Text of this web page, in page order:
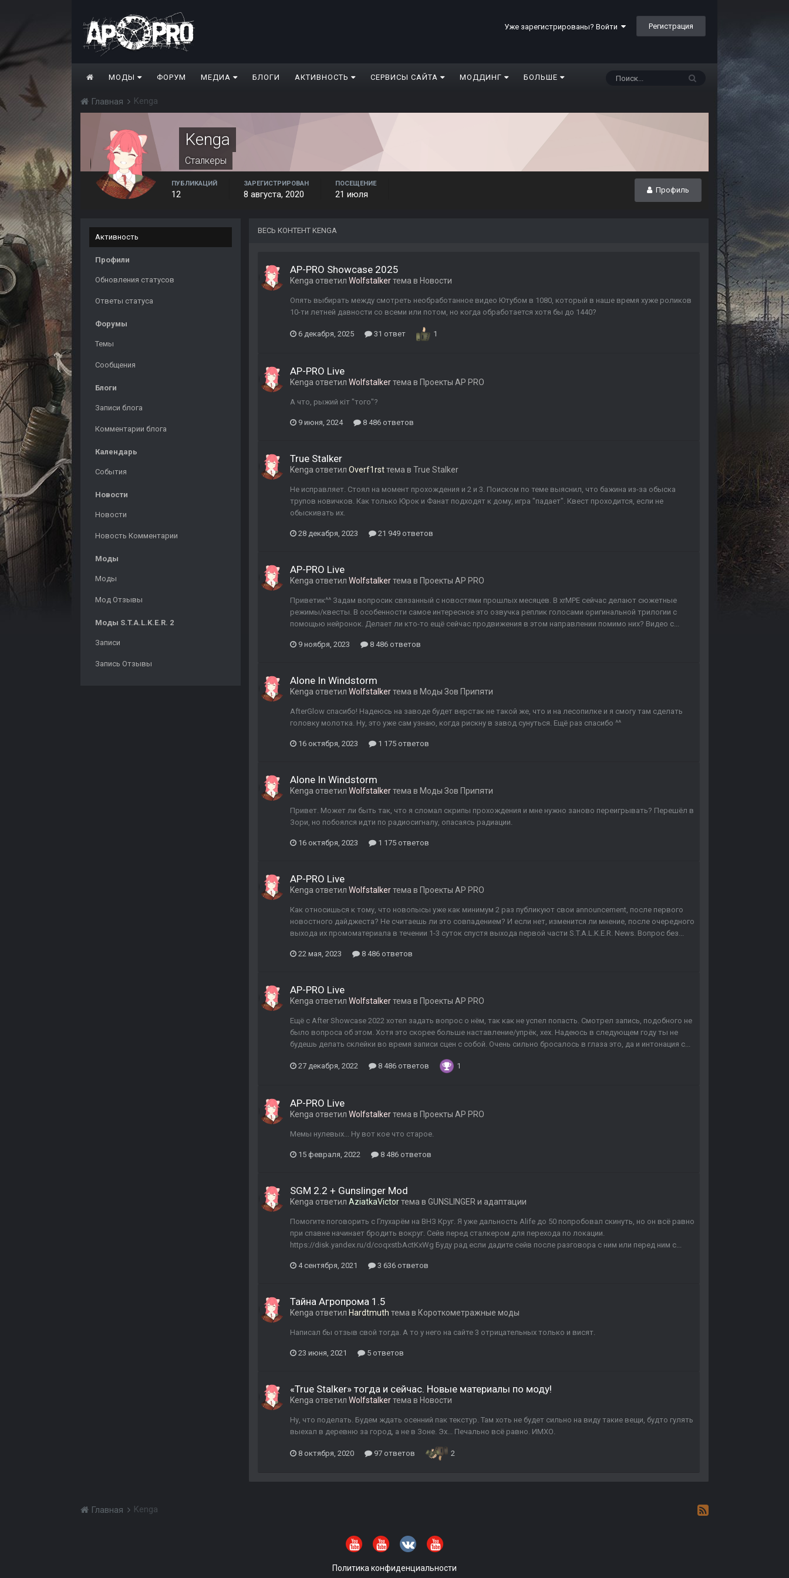
Уже зарегистрированы? Войти Регистрация
МОДЫ ФОРУМ МЕДИА БЛОГИ АКТИВНОСТЬ СЕРВИСЫ САЙТА МОДДИНГ БОЛЬШЕ
Главная Kenga
Kenga
Сталкеры
Профиль
ПУБЛИКАЦИЙ
12
ЗАРЕГИСТРИРОВАН
8 августа, 2020
ПОСЕЩЕНИЕ
21 июля
Активность
Профили
Обновления статусов
Ответы статуса
Форумы
Темы
Сообщения
Блоги
Записи блога
Комментарии блога
Календарь
События
Новости
Новости
Новость Комментарии
Моды
Моды
Мод Отзывы
Моды S.T.A.L.K.E.R. 2
Записи
Запись Отзывы
ВЕСЬ КОНТЕНТ KENGA
AP-PRO Showcase 2025
Kenga ответил Wolfstalkerтема в Новости
Опять выбирать между смотреть необработанное видео Ютубом в 1080, который в наше время хуже роликов
10-ти летней давности со всеми или потом, но когда обработается хотя бы до 1440?
6 декабря, 2025 31 ответ 1
AP-PRO Live
Kenga ответил Wolfstalkerтема в Проекты AP PRO
А что, рыжий кiт "того"?
9 июня, 2024 8 486 ответов
True Stalker
Kenga ответил Overf1rstтема в True Stalker
Не исправляет. Стоял на момент прохождения и 2 и 3. Поиском по теме выяснил, что бажина из-за обыска
трупов новичков. Как только Юрок и Фанат подходят к дому, игра "падает". Квест проходится, если не
обыскивать их.
28 декабря, 2023 21 949 ответов
AP-PRO Live
Kenga ответил Wolfstalkerтема в Проекты AP PRO
Приветик^^ Задам вопросик связанный с новостями прошлых месяцев. В xrMPE сейчас делают сюжетные
режимы/квесты. В особенности самое интересное это озвучка реплик голосами оригинальной трилогии с
помощью нейронок. Делает ли кто-то ещё сейчас продвижения в этом направлении помимо них? Видео с...
9 ноября, 2023 8 486 ответов
Alone In Windstorm
Kenga ответил Wolfstalkerтема в Моды Зов Припяти
AfterGlow спасибо! Надеюсь на заводе будет верстак не такой же, что и на лесопилке и я смогу там сделать
головку молотка. Ну, это уже сам узнаю, когда рискну в завод сунуться. Ещё раз спасибо ^^
16 октября, 2023 1 175 ответов
Alone In Windstorm
Kenga ответил Wolfstalkerтема в Моды Зов Припяти
Привет. Может ли быть так, что я сломал скрипы прохождения и мне нужно заново переигрывать? Перешёл в
Зори, но побоялся идти по радиосигналу, опасаясь радиации.
16 октября, 2023 1 175 ответов
AP-PRO Live
Kenga ответил Wolfstalkerтема в Проекты AP PRO
Как относишься к тому, что новопысы уже как минимум 2 раз публикуют свои announcement, после первого
новостного дайджеста? Не считаешь ли это совпадением? И если нет, изменится ли мнение, после очередного
выхода их промоматериала в течении 1-3 суток спустя выхода первой части S.T.A.L.K.E.R. News. Вопрос без...
22 мая, 2023 8 486 ответов
AP-PRO Live
Kenga ответил Wolfstalkerтема в Проекты AP PRO
Ещё с After Showcase 2022 хотел задать вопрос о нём, так как не успел попасть. Смотрел запись, подобного не
было вопроса об этом. Хотя это скорее больше наставление/упрёк, хех. Надеюсь в следующем году ты не
будешь делать склейки во время записи сцен с собой. Очень сильно бросалось в глаза это, да и интонация с...
27 декабря, 2022 8 486 ответов 1
AP-PRO Live
Kenga ответил Wolfstalkerтема в Проекты AP PRO
Мемы нулевых... Ну вот кое что старое.
15 февраля, 2022 8 486 ответов
SGM 2.2 + Gunslinger Mod
Kenga ответил AziatkaVictorтема в GUNSLINGER и адаптации
Помогите поговорить с Глухарём на ВНЗ Круг. Я уже дальность Alife до 50 попробовал скинуть, но он всё равно
при спавне начинает бродить вокруг. Сейв перед сталкером для перехода по локации.
https://disk.yandex.ru/d/coqxstbActKxWg Буду рад если дадите сейв после разговора с ним или перед ним с...
4 сентября, 2021 3 636 ответов
Тайна Агропрома 1.5
Kenga ответил Hardtmuth тема в Короткометражные моды
Написал бы отзыв свой тогда. А то у него на сайте 3 отрицательных только и висят.
23 июня, 2021 5 ответов
«True Stalker» тогда и сейчас. Новые материалы по моду!
Kenga ответил Wolfstalkerтема в Новости
Ну, что поделать. Будем ждать осенний пак текстур. Там хоть не будет сильно на виду такие вещи, будто гулять
выехал в деревню за город, а не в Зоне. Эх... Печально всё равно. ИМХО.
8 октября, 2020 97 ответов 2
Главная Kenga
Политика конфиденциальности